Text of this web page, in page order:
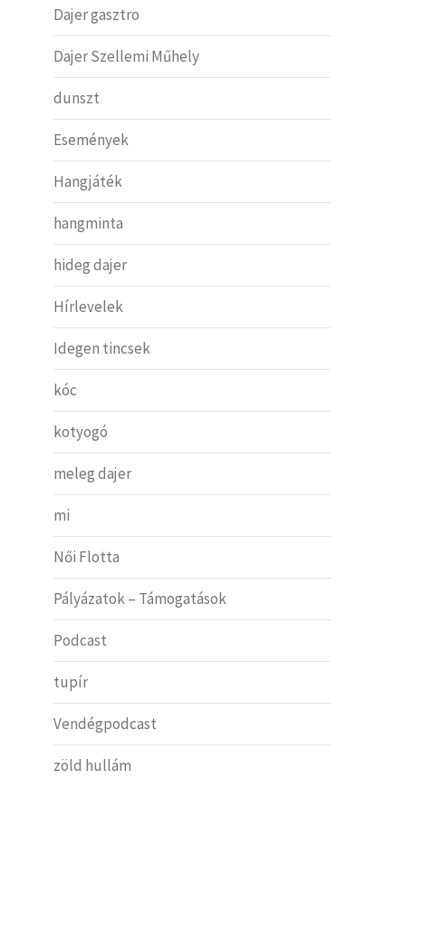
Dajer gasztro
Dajer Szellemi Műhely
dunszt
Események
Hangjáték
hangminta
hideg dajer
Hírlevelek
Idegen tincsek
kóc
kotyogó
meleg dajer
mi
Női Flotta
Pályázatok – Támogatások
Podcast
tupír
Vendégpodcast
zöld hullám